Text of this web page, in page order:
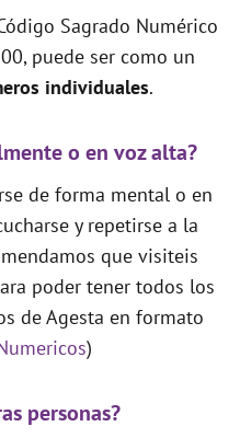
Sagrado Numérico
puede ser como un
individuales.
o en voz alta?
de forma mental o en
y repetirse a la
que visiteis
poder tener todos los
de Agesta en formato
)
personas?